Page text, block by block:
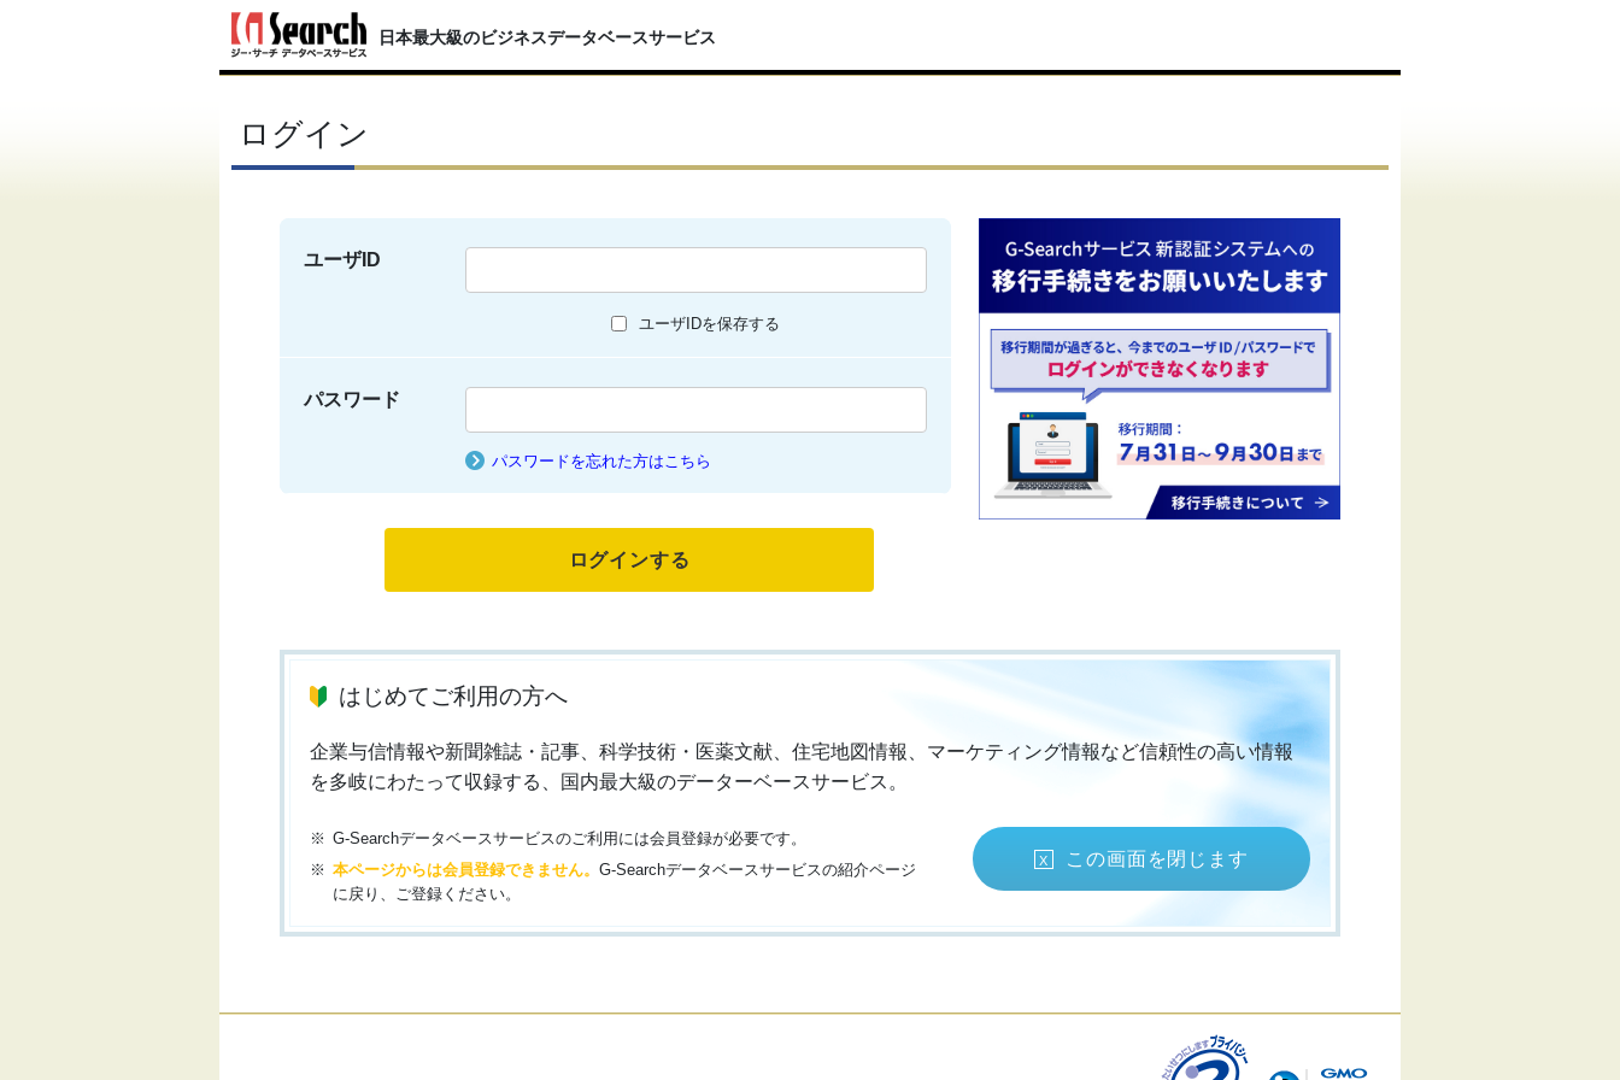
日本最大級のビジネスデータベースサービス
ログイン
ユーザID
ユーザIDを保存する
パスワード
パスワードを忘れた方はこちら
はじめてご利用の方へ
企業与信情報や新聞雑誌・記事、科学技術・医薬文献、住宅地図情報、マーケティング情報など信頼性の高い情報
を多岐にわたって収録する、国内最大級のデーターベースサービス。
G-Searchデータベースサービスのご利用には会員登録が必要です。
本ページからは会員登録できません。G-Searchデータベースサービスの紹介ページ
に戻り、ご登録ください。
この画面を閉じます